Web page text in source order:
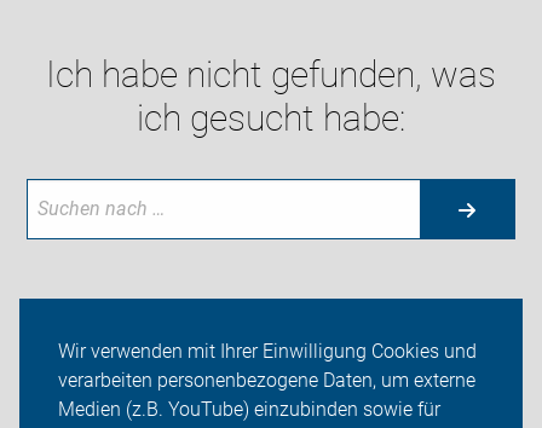
Wir verwenden mit Ihrer Einwilligung Cookies und
verarbeiten personenbezogene Daten, um externe
Medien (z.B. YouTube) einzubinden sowie für
Ich habe nicht gefunden, was
ich gesucht habe:
Themen